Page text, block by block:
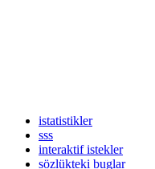
istatistikler
sss
interaktif istekler
sözlükteki buglar